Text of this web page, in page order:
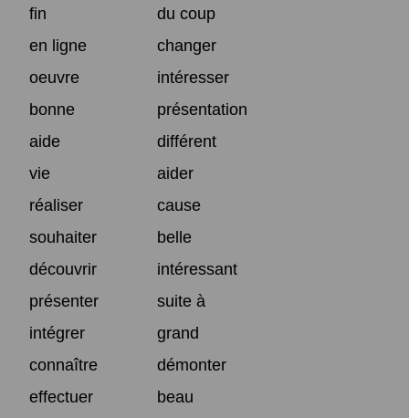
fin
du coup
en ligne
changer
oeuvre
intéresser
bonne
présentation
aide
différent
vie
aider
réaliser
cause
souhaiter
belle
découvrir
intéressant
présenter
suite à
intégrer
grand
connaître
démonter
effectuer
beau